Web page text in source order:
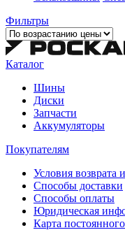
Фильтры
Каталог
Шины
Диски
Запчасти
Аккумуляторы
Покупателям
Условия возврата
Способы доставки
Способы оплаты
Юридическая
Карта